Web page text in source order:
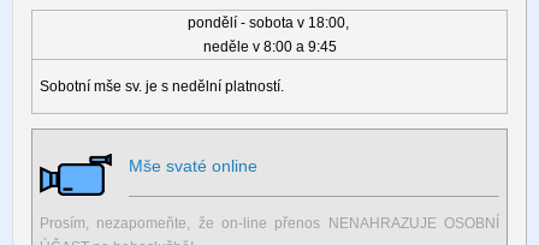
pondělí - sobota v 18:00,
neděle v 8:00 a 9:45
Sobotní mše sv. je s nedělní platností.
Mše svaté online
Prosím, nezapomeňte, že on-line přenos NENAHRAZUJE OSOBNÍ